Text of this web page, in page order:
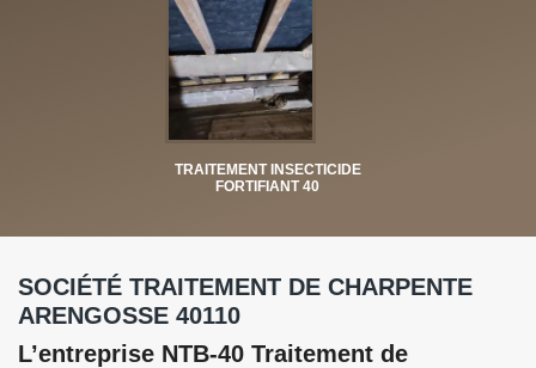
TRAITEMENT INSECTICIDE
FORTIFIANT 40
SOCIÉTÉ TRAITEMENT DE CHARPENTE
ARENGOSSE 40110
L’entreprise NTB-40 Traitement de